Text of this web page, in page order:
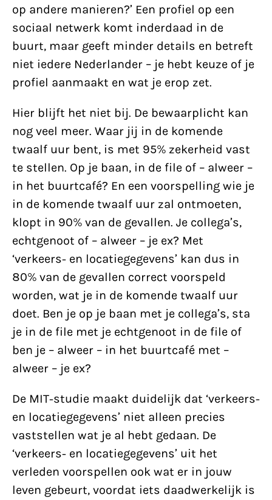
op andere manieren?’ Een profiel op een
sociaal netwerk komt inderdaad in de
buurt, maar geeft minder details en betreft
niet iedere Nederlander – je hebt keuze of je
profiel aanmaakt en wat je erop zet.
Hier blijft het niet bij. De bewaarplicht kan
nog veel meer. Waar jij in de komende
twaalf uur bent, is met 95% zekerheid vast
te stellen. Op je baan, in de file of – alweer –
in het buurtcafé? En een voorspelling wie je
in de komende twaalf uur zal ontmoeten,
klopt in 90% van de gevallen. Je collega’s,
echtgenoot of – alweer – je ex? Met
‘verkeers- en locatiegegevens’ kan dus in
80% van de gevallen correct voorspeld
worden, wat je in de komende twaalf uur
doet. Ben je op je baan met je collega’s, sta
je in de file met je echtgenoot in de file of
ben je – alweer – in het buurtcafé met –
alweer – je ex?
De MIT-studie maakt duidelijk dat ‘verkeers-
en locatiegegevens’ niet alleen precies
vaststellen wat je al hebt gedaan. De
‘verkeers- en locatiegegevens’ uit het
verleden voorspellen ook wat er in jouw
leven gebeurt, voordat iets daadwerkelijk is